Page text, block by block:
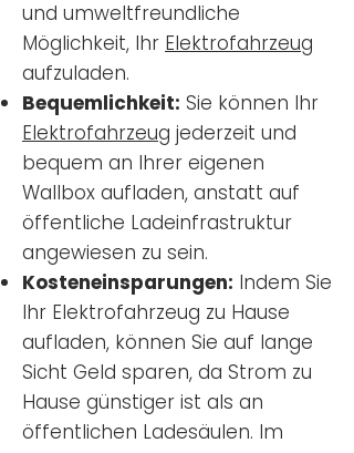
und umweltfreundliche
Möglichkeit, Ihr Elektrofahrzeug
aufzuladen.
Bequemlichkeit: Sie können Ihr
Elektrofahrzeug jederzeit und
bequem an Ihrer eigenen
Wallbox aufladen, anstatt auf
öffentliche Ladeinfrastruktur
angewiesen zu sein.
Kosteneinsparungen: Indem Sie
Ihr Elektrofahrzeug zu Hause
aufladen, können Sie auf lange
Sicht Geld sparen, da Strom zu
Hause günstiger ist als an
öffentlichen Ladesäulen. Im